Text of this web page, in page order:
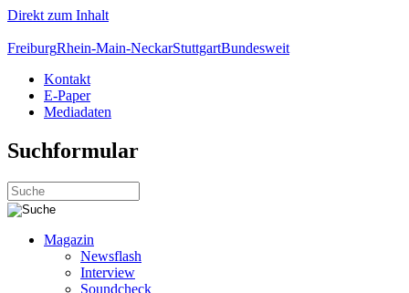
Direkt zum Inhalt
FreiburgRhein-Main-NeckarStuttgartBundesweit
Kontakt
E-Paper
Mediadaten
Suchformular
Magazin
Newsflash
Interview
Soundcheck